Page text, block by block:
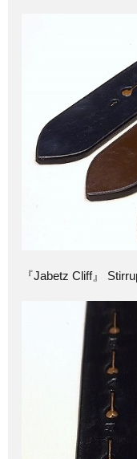
『Jabetz Cliff』